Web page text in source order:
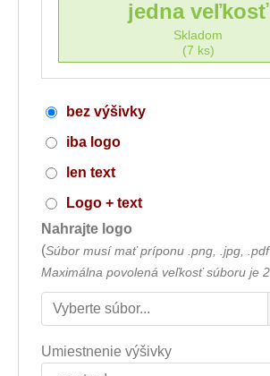
jedna veľkosť
Skladom
(7 ks)
bez výšivky
iba logo
len text
Logo + text
Nahrajte logo
(Súbor musí mať príponu .png, .jpg, .pdf
Maximálna povolená veľkosť súboru je
Umiestnenie výšivky